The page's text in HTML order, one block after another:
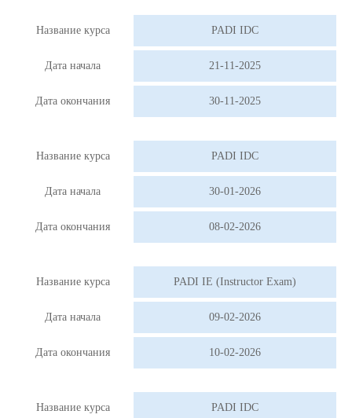
Название курса PADI IDC
Дата начала 21-11-2025
Дата окончания 30-11-2025
Название курса PADI IDC
Дата начала 30-01-2026
Дата окончания 08-02-2026
Название курса PADI IE (Instructor Exam)
Дата начала 09-02-2026
Дата окончания 10-02-2026
Название курса PADI IDC